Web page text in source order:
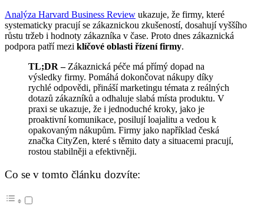
Analýza Harvard Business Review ukazuje, že firmy, které
systematicky pracují se zákaznickou zkušeností, dosahují vyššího
růstu tržeb i hodnoty zákazníka v čase. Proto dnes zákaznická
podpora patří mezi klíčové oblasti řízení firmy.
TL;DR –Zákaznická péče má přímý dopad na
výsledky firmy. Pomáhá dokončovat nákupy díky
rychlé odpovědi, přináší marketingu témata z reálných
dotazů zákazníků a odhaluje slabá místa produktu. V
praxi se ukazuje, že i jednoduché kroky, jako je
proaktivní komunikace, posilují loajalitu a vedou k
opakovaným nákupům. Firmy jako například česká
značka CityZen, které s těmito daty a situacemi pracují,
rostou stabilněji a efektivněji.
Co se v tomto článku dozvíte: